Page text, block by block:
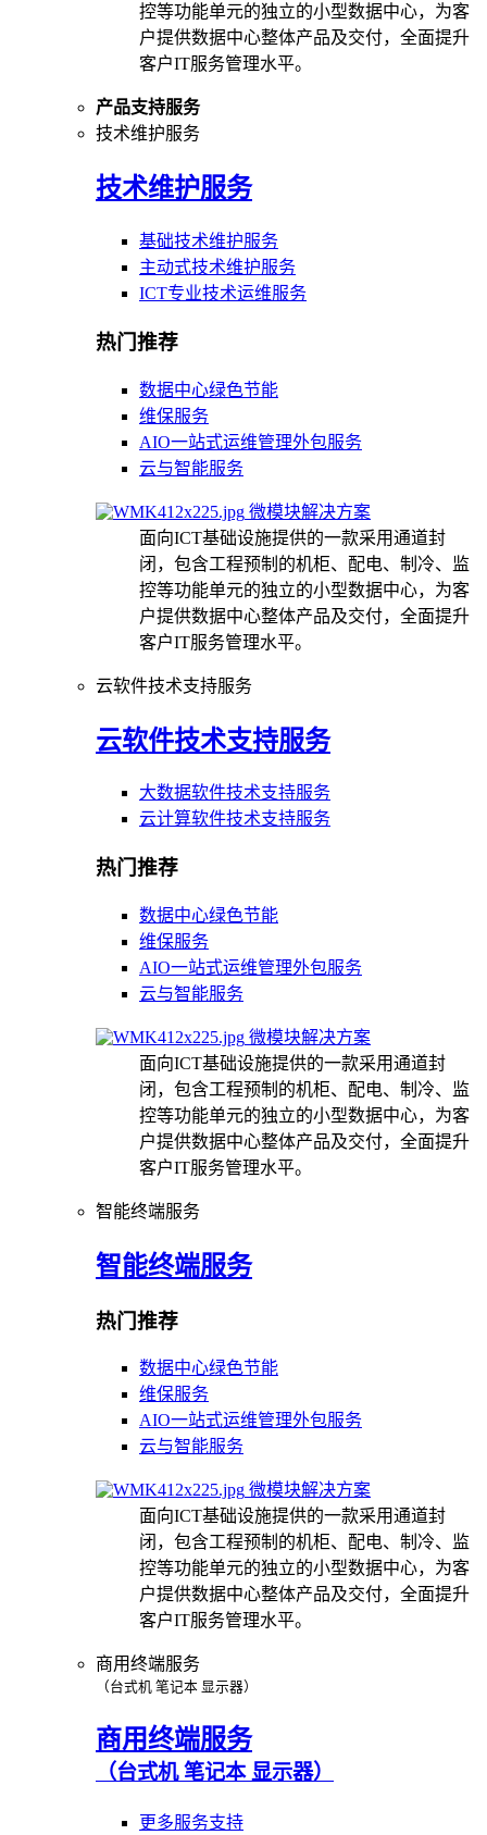
控等功能单元的独立的小型数据中心，为客
户提供数据中心整体产品及交付，全面提升
客户IT服务管理水平。
产品支持服务
技术维护服务
技术维护服务
基础技术维护服务
主动式技术维护服务
ICT专业技术运维服务
热门推荐
数据中心绿色节能
维保服务
AIO一站式运维管理外包服务
云与智能服务
微模块解决方案
面向ICT基础设施提供的一款采用通道封
闭，包含工程预制的机柜、配电、制冷、监
控等功能单元的独立的小型数据中心，为客
户提供数据中心整体产品及交付，全面提升
客户IT服务管理水平。
云软件技术支持服务
云软件技术支持服务
大数据软件技术支持服务
云计算软件技术支持服务
热门推荐
数据中心绿色节能
维保服务
AIO一站式运维管理外包服务
云与智能服务
微模块解决方案
面向ICT基础设施提供的一款采用通道封
闭，包含工程预制的机柜、配电、制冷、监
控等功能单元的独立的小型数据中心，为客
户提供数据中心整体产品及交付，全面提升
客户IT服务管理水平。
智能终端服务
智能终端服务
热门推荐
数据中心绿色节能
维保服务
AIO一站式运维管理外包服务
云与智能服务
微模块解决方案
面向ICT基础设施提供的一款采用通道封
闭，包含工程预制的机柜、配电、制冷、监
控等功能单元的独立的小型数据中心，为客
户提供数据中心整体产品及交付，全面提升
客户IT服务管理水平。
商用终端服务
（台式机 笔记本 显示器）
商用终端服务
（台式机 笔记本 显示器）
更多服务支持